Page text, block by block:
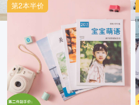
第2本半价